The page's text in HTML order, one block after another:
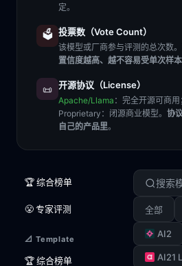
定。
🗳️ 投票数（Vote Count）
该模型或厂商参与评测的总次数
置信度越高、越不容易受单次样
📜 开源协议（License）
Apache/Llama ：完全开源可商用
Proprietary ：闭源商业模型。 协
自己的产品里。
🏆 综合榜单
😤 专家评测
📐 Template
🏆 综合榜单
全部
AI2
AI21